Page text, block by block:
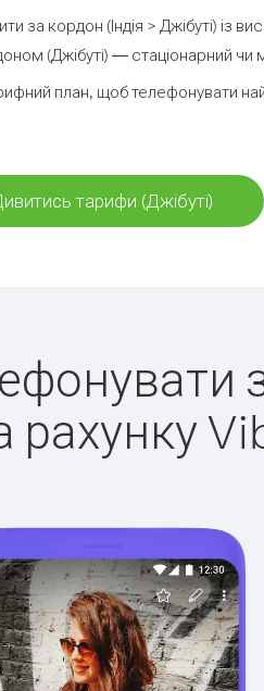
за кордон (Індія > Джібуті) із
(Джібуті) — стаціонарний чи
план, щоб телефонувати
тарифи (Джібуті)